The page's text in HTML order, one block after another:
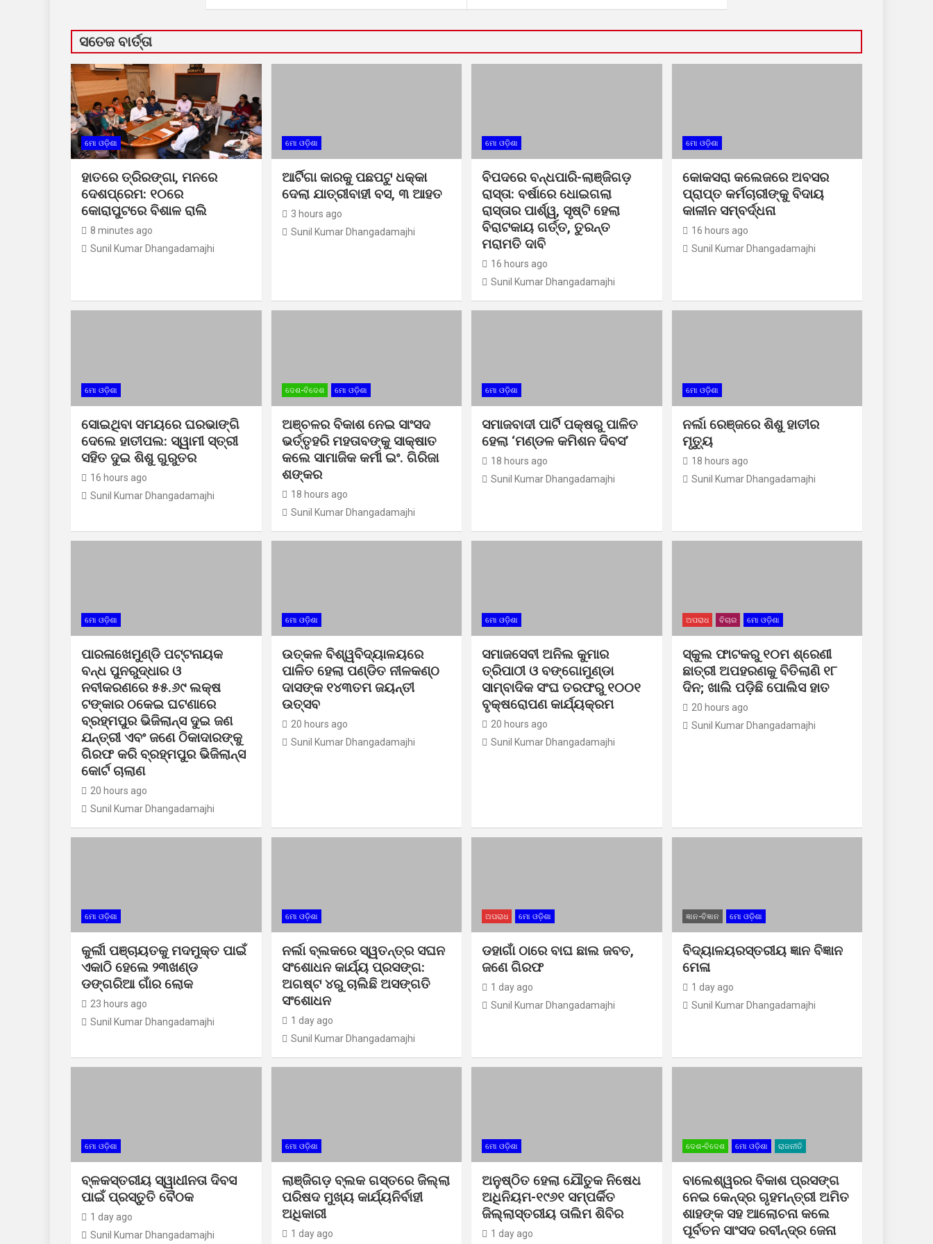
ସତେଜ ବାର୍ତ୍ତା
ମୋ ଓଡ଼ିଶା
ହାତରେ ତ୍ରିରଙ୍ଗା, ମନରେ
ଦେଶପ୍ରେମ: ୧୦ରେ
କୋରାପୁଟରେ ବିଶାଳ ରାଲି
8 minutes ago
Sunil Kumar Dhangadamajhi
ମୋ ଓଡ଼ିଶା
ଆର୍ଟିଗା କାରକୁ ପଛପଟୁ ଧକ୍କା
ଦେଲା ଯାତ୍ରୀବାହୀ ବସ, ୩ ଆହତ
3 hours ago
Sunil Kumar Dhangadamajhi
ମୋ ଓଡ଼ିଶା
ବିପଦରେ ବନ୍ଧପାରି-ଲାଞ୍ଜିଗଡ଼
ରାସ୍ତା: ବର୍ଷାରେ ଧୋଇଗଲା
ରାସ୍ତାର ପାର୍ଶ୍ୱ, ସୃଷ୍ଟି ହେଲା
ବିରାଟକାୟ ଗର୍ତ୍ତ, ତୁରନ୍ତ
ମରାମତି ଦାବି
16 hours ago
Sunil Kumar Dhangadamajhi
ମୋ ଓଡ଼ିଶା
କୋକସରା କଲେଜରେ ଅବସର
ପ୍ରାପ୍ତ କର୍ମଚାରୀଙ୍କୁ ବିଦାୟ
କାଳୀନ ସମ୍ବର୍ଦ୍ଧନା
16 hours ago
Sunil Kumar Dhangadamajhi
ମୋ ଓଡ଼ିଶା
ସୋଇଥିବା ସମୟରେ ଘରଭାଙ୍ଗି
ଦେଲେ ହାତୀପଲ: ସ୍ୱାମୀ ସ୍ତ୍ରୀ
ସହିତ ଦୁଇ ଶିଶୁ ଗୁରୁତର
16 hours ago
Sunil Kumar Dhangadamajhi
ଦେଶ-ବିଦେଶ ମୋ ଓଡ଼ିଶା
ଅଞ୍ଚଳର ବିକାଶ ନେଇ ସାଂସଦ
ଭର୍ତ୍ତୃହରି ମହତାବଙ୍କୁ ସାକ୍ଷାତ
କଲେ ସାମାଜିକ କର୍ମୀ ଇଂ. ଗିରିଜା
ଶଙ୍କର
18 hours ago
Sunil Kumar Dhangadamajhi
ମୋ ଓଡ଼ିଶା
ସମାଜବାଦୀ ପାର୍ଟି ପକ୍ଷରୁ ପାଳିତ
ହେଲା ‘ମଣ୍ଡଳ କମିଶନ ଦିବସ’
18 hours ago
Sunil Kumar Dhangadamajhi
ମୋ ଓଡ଼ିଶା
ନର୍ଲା ରେଞ୍ଜରେ ଶିଶୁ ହାତୀର
ମୃତ୍ୟୁ
18 hours ago
Sunil Kumar Dhangadamajhi
ମୋ ଓଡ଼ିଶା
ପାରଳାଖେମୁଣ୍ଡି ପଟ୍ଟନାୟକ
ବନ୍ଧ ପୁନରୁଦ୍ଧାର ଓ
ନବୀକରଣରେ ୫୫.୬୯ ଲକ୍ଷ
ଟଙ୍କାର ଠକେଇ ଘଟଣାରେ
ବ୍ରହ୍ମପୁର ଭିଜିଲାନ୍ସ ଦୁଇ ଜଣ
ଯନ୍ତ୍ରୀ ଏବଂ ଜଣେ ଠିକାଦାରଙ୍କୁ
ଗିରଫ କରି ବ୍ରହ୍ମପୁର ଭିଜିଲାନ୍ସ
କୋର୍ଟ ଚାଲାଣ
20 hours ago
Sunil Kumar Dhangadamajhi
ମୋ ଓଡ଼ିଶା
ଉତ୍କଳ ବିଶ୍ୱବିଦ୍ୟାଳୟରେ
ପାଳିତ ହେଲା ପଣ୍ଡିତ ନୀଳକଣ୍ଠ
ଦାସଙ୍କ ୧୪୩ତମ ଜୟନ୍ତୀ
ଉତ୍ସବ
20 hours ago
Sunil Kumar Dhangadamajhi
ମୋ ଓଡ଼ିଶା
ସମାଜସେବୀ ଅନିଲ କୁମାର
ତ୍ରିପାଠୀ ଓ ବଙ୍ଗୋମୁଣ୍ଡା
ସାମ୍ବାଦିକ ସଂଘ ତରଫରୁ ୧୦୦୧
ବୃକ୍ଷରୋପଣ କାର୍ଯ୍ୟକ୍ରମ
20 hours ago
Sunil Kumar Dhangadamajhi
ଅପରାଧ ବିଚାର ମୋ ଓଡ଼ିଶା
ସ୍କୁଲ ଫାଟକରୁ ୧୦ମ ଶ୍ରେଣୀ
ଛାତ୍ରୀ ଅପହରଣକୁ ବିତିଲାଣି ୧୮
ଦିନ; ଖାଲି ପଡ଼ିଛି ପୋଲିସ ହାତ
20 hours ago
Sunil Kumar Dhangadamajhi
ମୋ ଓଡ଼ିଶା
କୁର୍ଲୀ ପଞ୍ଚାୟତକୁ ମଦମୁକ୍ତ ପାଇଁ
ଏକାଠି ହେଲେ ୨୩ଖଣ୍ଡ
ଡଙ୍ଗରିଆ ଗାଁର ଲୋକ
23 hours ago
Sunil Kumar Dhangadamajhi
ମୋ ଓଡ଼ିଶା
ନର୍ଲା ବ୍ଲକରେ ସ୍ୱତନ୍ତ୍ର ସଘନ
ସଂଶୋଧନ କାର୍ଯ୍ୟ ପ୍ରସଙ୍ଗ:
ଅଗଷ୍ଟ ୪ରୁ ଚାଲିଛି ଅସଙ୍ଗତି
ସଂଶୋଧନ
1 day ago
Sunil Kumar Dhangadamajhi
ଅପରାଧ ମୋ ଓଡ଼ିଶା
ଡହାଗାଁ ଠାରେ ବାଘ ଛାଲ ଜବତ,
ଜଣେ ଗିରଫ
1 day ago
Sunil Kumar Dhangadamajhi
ଜ୍ଞାନ-ବିଜ୍ଞାନ ମୋ ଓଡ଼ିଶା
ବିଦ୍ୟାଳୟରସ୍ତରୀୟ ଜ୍ଞାନ ବିଜ୍ଞାନ
ମେଳା
1 day ago
Sunil Kumar Dhangadamajhi
ମୋ ଓଡ଼ିଶା
ବ୍ଳକସ୍ତରୀୟ ସ୍ୱାଧୀନତା ଦିବସ
ପାଇଁ ପ୍ରସ୍ତୁତି ବୈଠକ
1 day ago
Sunil Kumar Dhangadamajhi
ମୋ ଓଡ଼ିଶା
ଲାଞ୍ଜିଗଡ଼ ବ୍ଲକ ଗସ୍ତରେ ଜିଲ୍ଲା
ପରିଷଦ ମୁଖ୍ୟ କାର୍ଯ୍ୟନିର୍ବାହୀ
ଅଧିକାରୀ
1 day ago
ମୋ ଓଡ଼ିଶା
ଅନୁଷ୍ଠିତ ହେଲା ଯୌତୁକ ନିଷେଧ
ଅଧିନିୟମ-୧୯୬୧ ସମ୍ପର୍କିତ
ଜିଲ୍ଲାସ୍ତରୀୟ ତାଲିମ ଶିବିର
1 day ago
ଦେଶ-ବିଦେଶ ମୋ ଓଡ଼ିଶା ରାଜନୀତି
ବାଲେଶ୍ୱରର ବିକାଶ ପ୍ରସଙ୍ଗ
ନେଇ କେନ୍ଦ୍ର ଗୃହମନ୍ତ୍ରୀ ଅମିତ
ଶାହଙ୍କ ସହ ଆଲୋଚନା କଲେ
ପୂର୍ବତନ ସାଂସଦ ରବୀନ୍ଦ୍ର ଜେନା